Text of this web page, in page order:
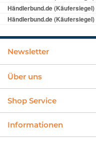
Newsletter
Über uns
Shop Service
Informationen